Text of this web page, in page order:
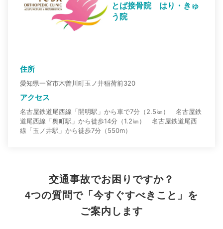
とば接骨院 はり・きゅ
う院
住所
愛知県一宮市木曽川町玉ノ井稲荷前320
アクセス
名古屋鉄道尾西線「開明駅」から車で7分（2.5㎞） 名古屋鉄
道尾西線「奥町駅」から徒歩14分（1.2㎞） 名古屋鉄道尾西
線「玉ノ井駅」から徒歩7分（550m）
交通事故でお困りですか？
4つの質問で「今すぐすべきこと」を
ご案内します